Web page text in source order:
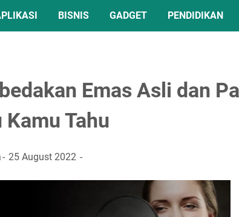
BISNIS GADGET PENDIDIKAN
Emas Asli dan
Tahu
25 August 2022